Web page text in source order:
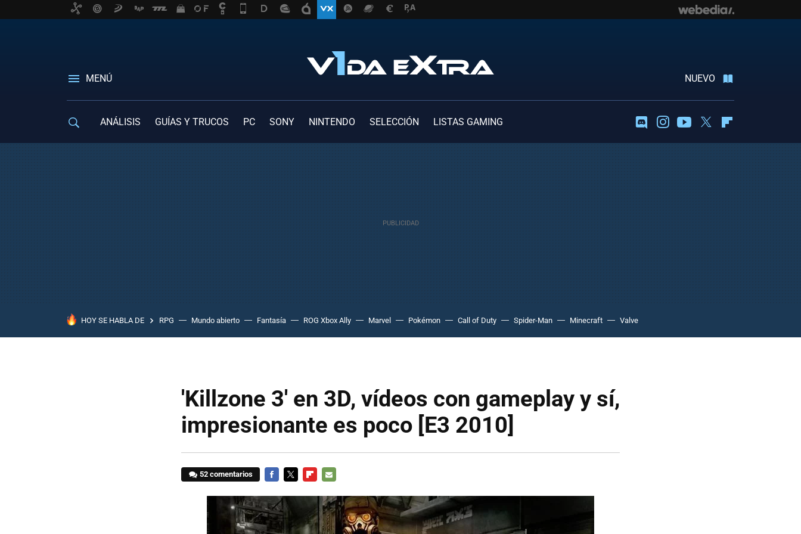
MENÚ NUEVO
ANÁLISIS GUÍAS Y TRUCOS PC SONY NINTENDO SELECCIÓN LISTAS GAMING DiscordInstagramYoutubeTwitter
HOY SE HABLA DE RPG Mundo abierto Fantasía ROG Xbox Ally Marvel Pokémon Call of Duty Spider-Man Minecraft Valve
'Killzone 3' en 3D, vídeos con gameplay y sí,
impresionante es poco [E3 2010]
52 comentarios
MAIL